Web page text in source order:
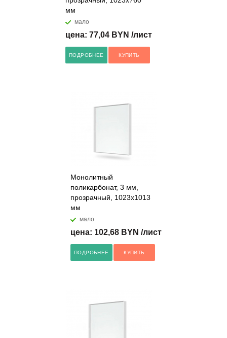
мм
мало
цена: 77,04 BYN /лист
ПОДРОБНЕЕ КУПИТЬ
Монолитный
поликарбонат, 3 мм,
прозрачный, 1023х1013
мм
мало
цена: 102,68 BYN /лист
ПОДРОБНЕЕ КУПИТЬ